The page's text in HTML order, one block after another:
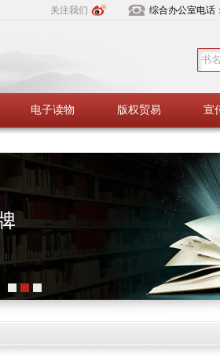
关注我们 综合办公室电话：
电子读物 版权贸易 宣